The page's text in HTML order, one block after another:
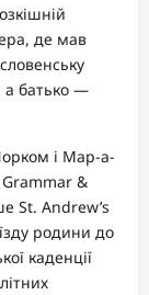
де мав
а батько —
і Мар-а-
Grammar &
St. Andrew’s
родини до
каденції